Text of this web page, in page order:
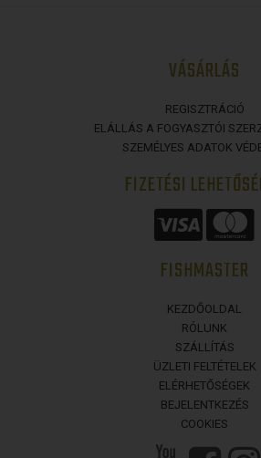
VÁSÁRLÁS
REGISZTRÁCIÓ
ELÁLLÁS A FOGYASZTÓI
SZEMÉLYES ADATOK
FIZETÉSI
FISHMASTER
KEZDŐOLDAL
RÓLUNK
SZÁLLÍTÁS
ÜZLETI FELTÉTELEK
ELÉRHETŐSÉGEK
BEJELENTKEZÉS
COOKIES